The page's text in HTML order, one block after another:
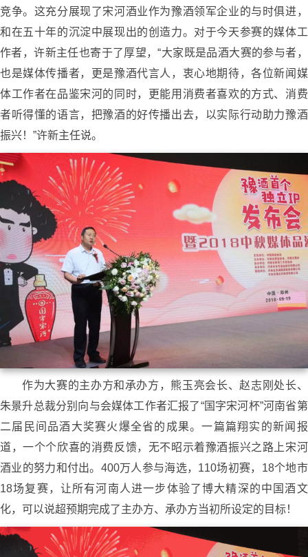
竞争。这充分展现了宋河酒业作为豫酒领军企业的与时俱进，
和在五十年的沉淀中展现出的创造力。对于今天参赛的媒体工
作者，许新主任也寄于了厚望，“大家既是品酒大赛的参与者，
也是媒体传播者，更是豫酒代言人，衷心地期待，各位新闻媒
体工作者在品鉴宋河的同时，更能用消费者喜欢的方式、消费
者听得懂的语言，把豫酒的好传播出去，以实际行动助力豫酒
振兴！”许新主任说。
作为大赛的主办方和承办方，熊玉亮会长、赵志刚处长、
朱景升总裁分别向与会媒体工作者汇报了“国字宋河杯”河南省第
二届民间品酒大奖赛火爆全省的成果。一篇篇翔实的新闻报
道，一个个欣喜的消费反馈，无不昭示着豫酒振兴之路上宋河
酒业的努力和付出。400万人参与海选，110场初赛，18个地市
18场复赛，让所有河南人进一步体验了博大精深的中国酒文
化，可以说超预期完成了主办方、承办方当初所设定的目标！